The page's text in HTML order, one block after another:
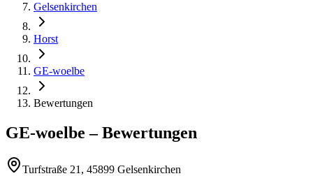
Gelsenkirchen
Horst
GE-woelbe
Bewertungen
GE-woelbe – Bewertungen
Turfstraße 21, 45899 Gelsenkirchen